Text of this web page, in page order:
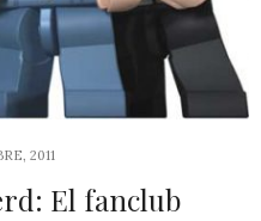
2011
El fanclub